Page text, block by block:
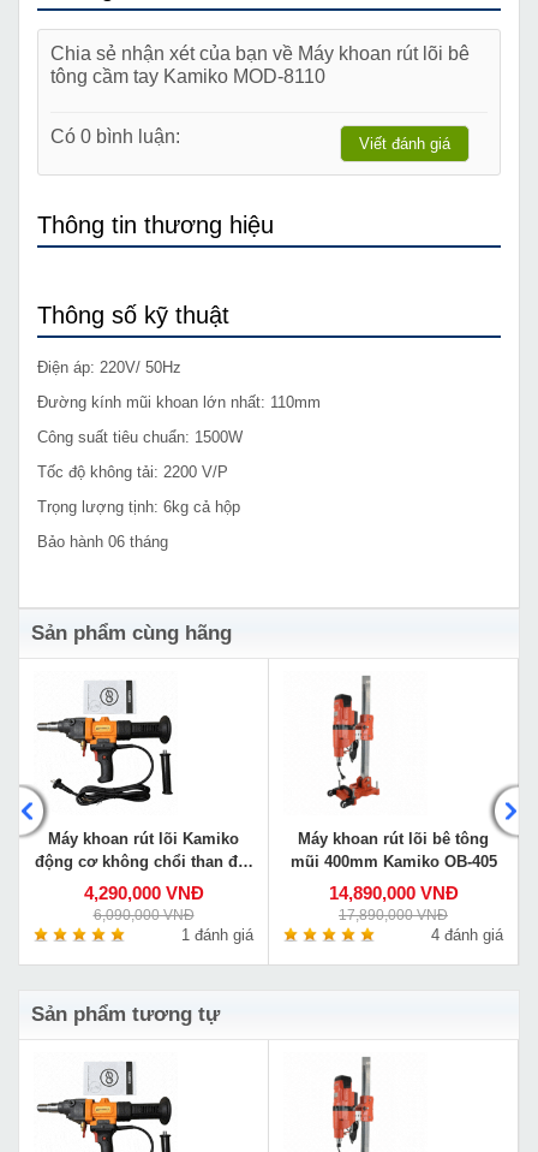
Chia sẻ nhận xét của bạn về Máy khoan rút lõi bê
tông cầm tay Kamiko MOD-8110
Có 0 bình luận: Viết đánh giá
Thông tin thương hiệu
Thông số kỹ thuật
Điện áp: 220V/ 50Hz
Đường kính mũi khoan lớn nhất: 110mm
Công suất tiêu chuẩn: 1500W
Tốc độ không tải: 2200 V/P
Trọng lượng tịnh: 6kg cả hộp
Bảo hành 06 tháng
Sản phẩm cùng hãng
Máy khoan rút lõi Kamiko
động cơ không chổi than đời
mới BLMW1-178
4,290,000 VNĐ
6,090,000 VNĐ
1 đánh giá
Máy khoan rút lõi bê tông
mũi 400mm Kamiko OB-405
14,890,000 VNĐ
17,890,000 VNĐ
4 đánh giá
Sản phẩm tương tự